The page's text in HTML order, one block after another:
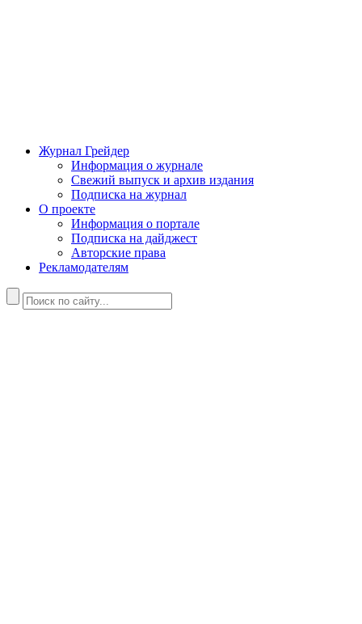
Журнал Грейдер
Информация о журнале
Свежий выпуск и архив издания
Подписка на журнал
О проекте
Информация о портале
Подписка на дайджест
Авторские права
Рекламодателям